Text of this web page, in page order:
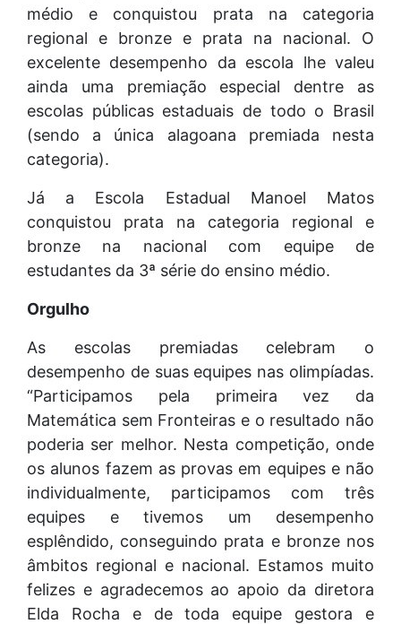
médio e conquistou prata na categoria
regional e bronze e prata na nacional. O
excelente desempenho da escola lhe valeu
ainda uma premiação especial dentre as
escolas públicas estaduais de todo o Brasil
(sendo a única alagoana premiada nesta
categoria).
Já a Escola Estadual Manoel Matos
conquistou prata na categoria regional e
bronze na nacional com equipe de
estudantes da 3ª série do ensino médio.
Orgulho
As escolas premiadas celebram o
desempenho de suas equipes nas olimpíadas.
“Participamos pela primeira vez da
Matemática sem Fronteiras e o resultado não
poderia ser melhor. Nesta competição, onde
os alunos fazem as provas em equipes e não
individualmente, participamos com três
equipes e tivemos um desempenho
esplêndido, conseguindo prata e bronze nos
âmbitos regional e nacional. Estamos muito
felizes e agradecemos ao apoio da diretora
Elda Rocha e de toda equipe gestora e